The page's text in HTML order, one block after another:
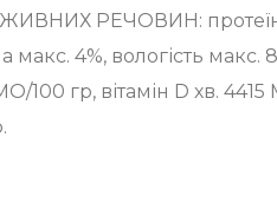
РЕЧОВИН: протеїн
макс. 4%, вологість макс.
100 гр, вітамін D хв.